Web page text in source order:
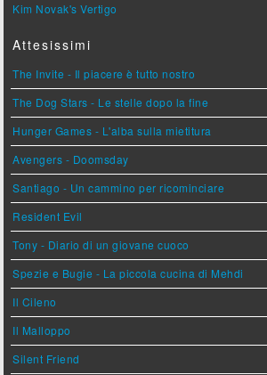
Kim Novak's Vertigo
Attesissimi
The Invite - Il piacere è tutto nostro
The Dog Stars - Le stelle dopo la fine
Hunger Games - L'alba sulla mietitura
Avengers - Doomsday
Santiago - Un cammino per ricominciare
Resident Evil
Tony - Diario di un giovane cuoco
Spezie e Bugie - La piccola cucina di Mehdi
Il Cileno
Il Malloppo
Silent Friend